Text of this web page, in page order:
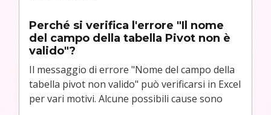
Perché si verifica l'errore "Il nome
del campo della tabella Pivot non è
valido"?
Il messaggio di errore "Nome del campo della
tabella pivot non valido" può verificarsi in Excel
per vari motivi. Alcune possibili cause sono